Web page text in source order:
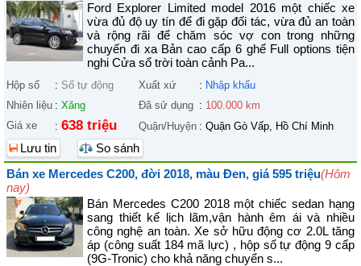
Ford Explorer Limited model 2016 một chiếc xe
vừa đủ độ uy tín để đi gặp đối tác, vừa đủ an toàn
và rộng rãi để chăm sóc vợ con trong những
chuyến đi xa Bản cao cấp 6 ghế Full options tiện
nghi Cửa sổ trời toàn cảnh Pa...
Hộp số : Số tự động Xuất xứ : Nhập khẩu
Nhiên liệu : Xăng Đã sử dụng : 100.000 km
Giá xe
: 638 triệu Quận/Huyện : Quận Gò Vấp, Hồ Chí Minh
Lưu tin
So sánh
Bán xe Mercedes C200, đời 2018, màu Đen, giá 595 triệu(Hôm
nay)
Bán Mercedes C200 2018 một chiếc sedan hạng
sang thiết kế lịch lãm,vận hành êm ái và nhiều
công nghệ an toàn. Xe sở hữu động cơ 2.0L tăng
áp (công suất 184 mã lực) , hộp số tự động 9 cấp
(9G-Tronic) cho khả năng chuyển s...